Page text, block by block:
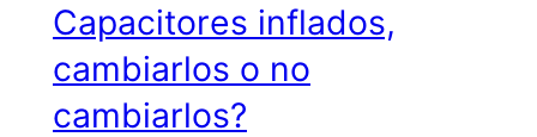
Capacitores inflados,
cambiarlos o no
cambiarlos?